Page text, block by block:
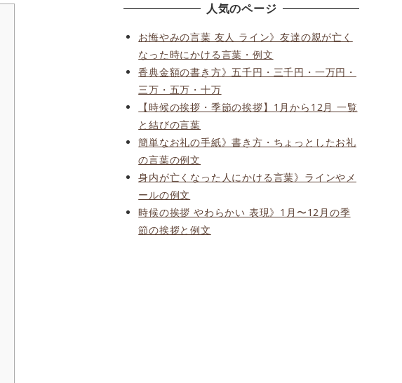
人気のページ
お悔やみの言葉 友人 ライン》友達の親が亡く
なった時にかける言葉・例文
香典金額の書き方》五千円・三千円・一万円・
三万・五万・十万
【時候の挨拶・季節の挨拶】1月から12月 一覧
と結びの言葉
簡単なお礼の手紙》書き方・ちょっとしたお礼
の言葉の例文
身内が亡くなった人にかける言葉》ラインやメ
ールの例文
時候の挨拶 やわらかい 表現》1月〜12月の季
節の挨拶と例文